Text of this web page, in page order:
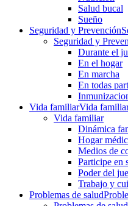
Salud bucal
Sueño
Seguridad y Prevención
Seguridad y
Durante el
En el hogar
En marcha
En todas
Vida familiarVida
Vida familiar
Dinámica
Hogar
Medios de
Participe en
Poder del
Trabajo y
Problemas de salud